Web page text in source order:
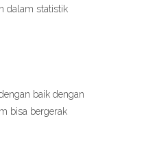
dalam statistik
baik dengan
bisa bergerak